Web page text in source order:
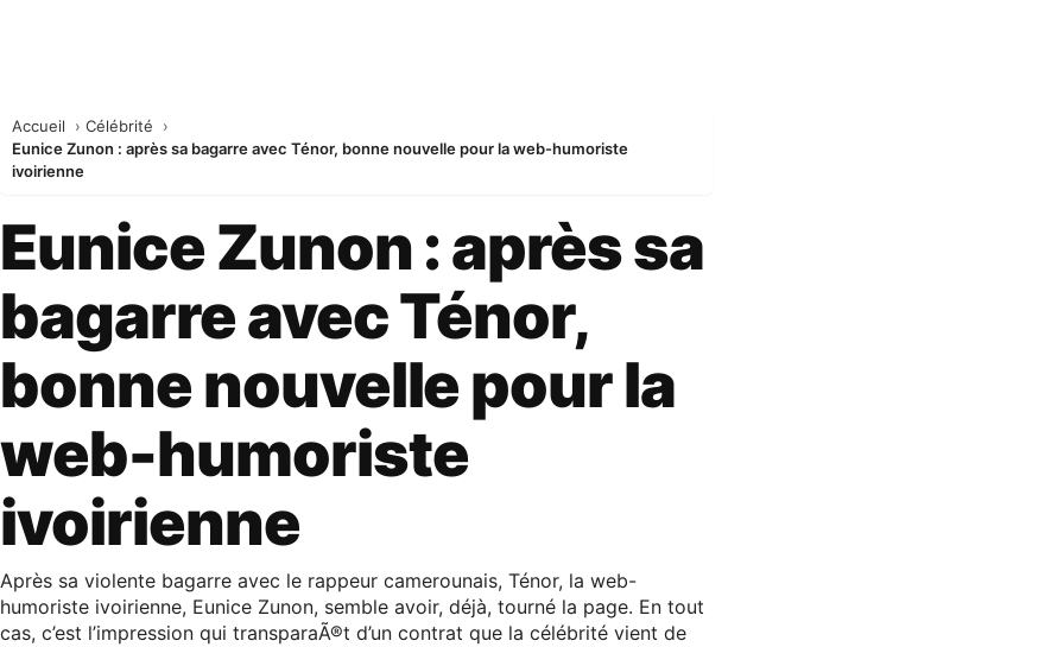
Accueil
Célébrité
Eunice Zunon : après sa bagarre avec Ténor, bonne nouvelle pour la web-humoriste
ivoirienne
Eunice Zunon : après sa
bagarre avec Ténor,
bonne nouvelle pour la
web-humoriste
ivoirienne
Après sa violente bagarre avec le rappeur camerounais, Ténor, la web-
humoriste ivoirienne, Eunice Zunon, semble avoir, déjà, tourné la page. En tout
cas, c’est l’impression qui transparaÃ®t d’un contrat que la célébrité vient de